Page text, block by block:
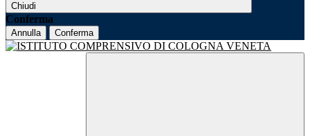
Chiudi
Conferma
Annulla Conferma